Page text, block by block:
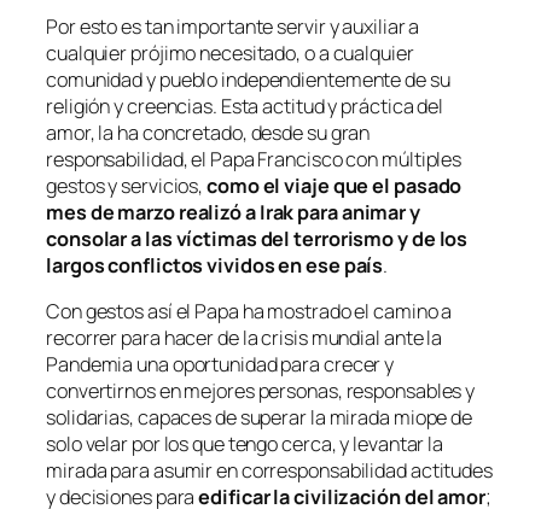
Por esto es tan importante servir y auxiliar a
cualquier prójimo necesitado, o a cualquier
comunidad y pueblo independientemente de su
religión y creencias. Esta actitud y práctica del
amor, la ha concretado, desde su gran
responsabilidad, el Papa Francisco con múltiples
gestos y servicios,como el viaje que el pasado
mes demarzo realizó a Irak para animar y
consolar a las víctimas del terrorismo y de los
largos conflictos vividos en ese país.
Con gestos así el Papa ha mostrado el camino a
recorrer para hacer de la crisis mundial ante la
Pandemia una oportunidad para crecer y
convertirnos en mejores personas, responsables y
solidarias, capaces de superar la mirada miope de
solo velar por los que tengo cerca, y levantar la
mirada para asumir en corresponsabilidad actitudes
y decisiones paraedificar la civilización del amor;